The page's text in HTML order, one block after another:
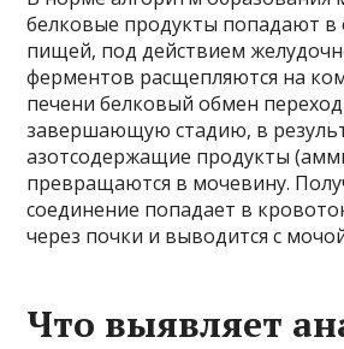
белковые продукты попадают в
пищей, под действием
ферментов расщепляются на
печени белковый обмен
завершающую стадию, в
азотсодержащие продукты
превращаются в мочевину.
соединение попадает в
через почки и выводится с
Что выявляет